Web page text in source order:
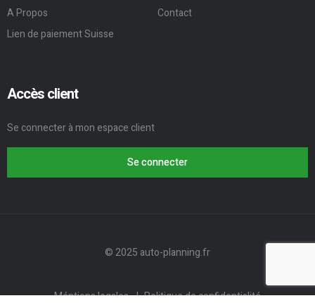
A Propos
Contact
Lien de paiement Suisse
Accès client
Se connecter à mon espace client
Se connecter
© 2025 auto-planning.fr
Méntions legales | Politique de confidentialité